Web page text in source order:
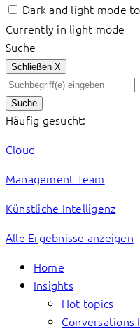
Dark and light mode
Currently in light mode
Suche
Schließen X
Suche
Häufig gesucht:
Cloud
Management Team
Künstliche Intelligenz
Alle Ergebnisse anzeigen
Home
Insights
Hot topics